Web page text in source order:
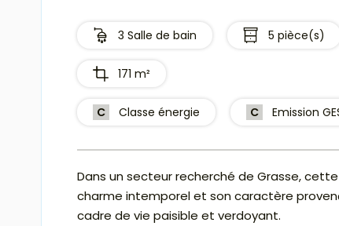
3 Salle de bain 5 pièce(s)
171 m²
C Classe énergie C Emission
Dans un secteur recherché de Grasse,
charme intemporel et son caractère
cadre de vie paisible et verdoyant.